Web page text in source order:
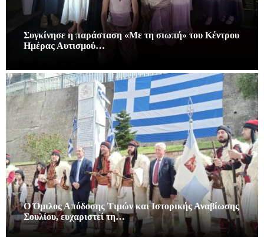
Συγκίνησε η παράσταση «Με τη σιωπή» του Κέντρου
Ημέρας Αυτισμού…
Ο Όμιλος Απόδοσης Τιμών και Ιστορικής Αναβίωσης
Σουλίου, ευχαριστεί τη…